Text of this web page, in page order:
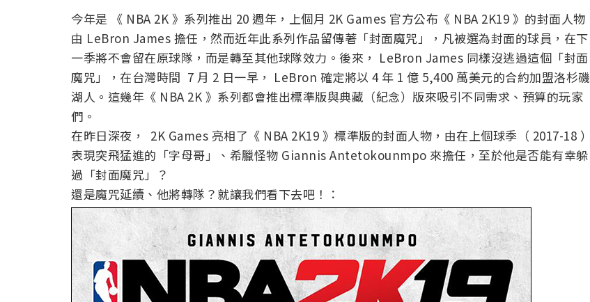
今年是 《 NBA 2K 》系列推出 20 週年，上個月 2K Games 官方公布《 NBA 2K19 》的封面人物
由 LeBron James 擔任，然而近年此系列作品留傳著「封面魔咒」，凡被選為封面的球員，在下
一季將不會留在原球隊，而是轉至其他球隊效力。後來， LeBron James 同樣沒逃過這個「封面
魔咒」，在台灣時間 7 月 2 日一早， LeBron 確定將以 4 年 1 億 5,400 萬美元的合約加盟洛杉磯
湖人。這幾年《 NBA 2K 》系列都會推出標準版與典藏（紀念）版來吸引不同需求、預算的玩家
們。
在昨日深夜， 2K Games 亮相了《 NBA 2K19 》標準版的封面人物，由在上個球季（ 2017-18 ）
表現突飛猛進的「字母哥」、希臘怪物 Giannis Antetokounmpo 來擔任，至於他是否能有幸躲
過「封面魔咒」？
還是魔咒延續、他將轉隊？就讓我們看下去吧！：